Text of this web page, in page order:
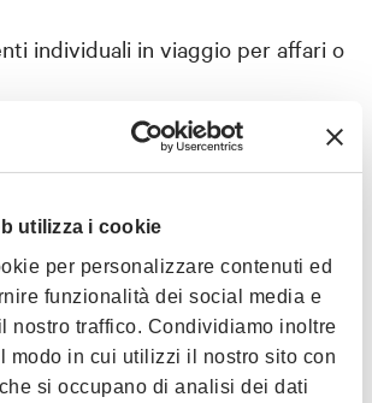
utilizza i cookie
per personalizzare contenuti ed
funzionalità dei social media e
nostro traffico. Condividiamo inoltre
modo in cui utilizzi il nostro sito con
si occupano di analisi dei dati
individuali in viaggio per affari o
istituzionali (es. Comune di
Fiere) per missioni promozionali.
clienti in merito a:
e cancellazioni di biglietti